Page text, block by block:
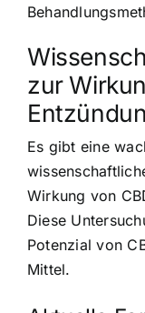
zur
Es gibt eine
Wirkung von
Diese
Potenzial von
Mittel.